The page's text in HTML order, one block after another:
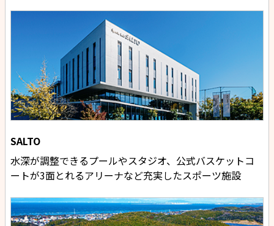
SALTO
水深が調整できるプールやスタジオ、公式バスケットコ
ートが3面とれるアリーナなど充実したスポーツ施設